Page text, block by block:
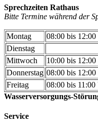
Sprechzeiten Rathaus
Bitte Termine während der
Montag
08:00 bis
Dienstag
Mittwoch
10:00 bis
Donnerstag 08:00 bis
Freitag
08:00 bis 11:00
Wasserversorgungs-
Service